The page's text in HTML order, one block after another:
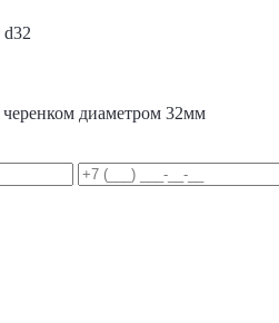
d32
черенком диаметром 32мм